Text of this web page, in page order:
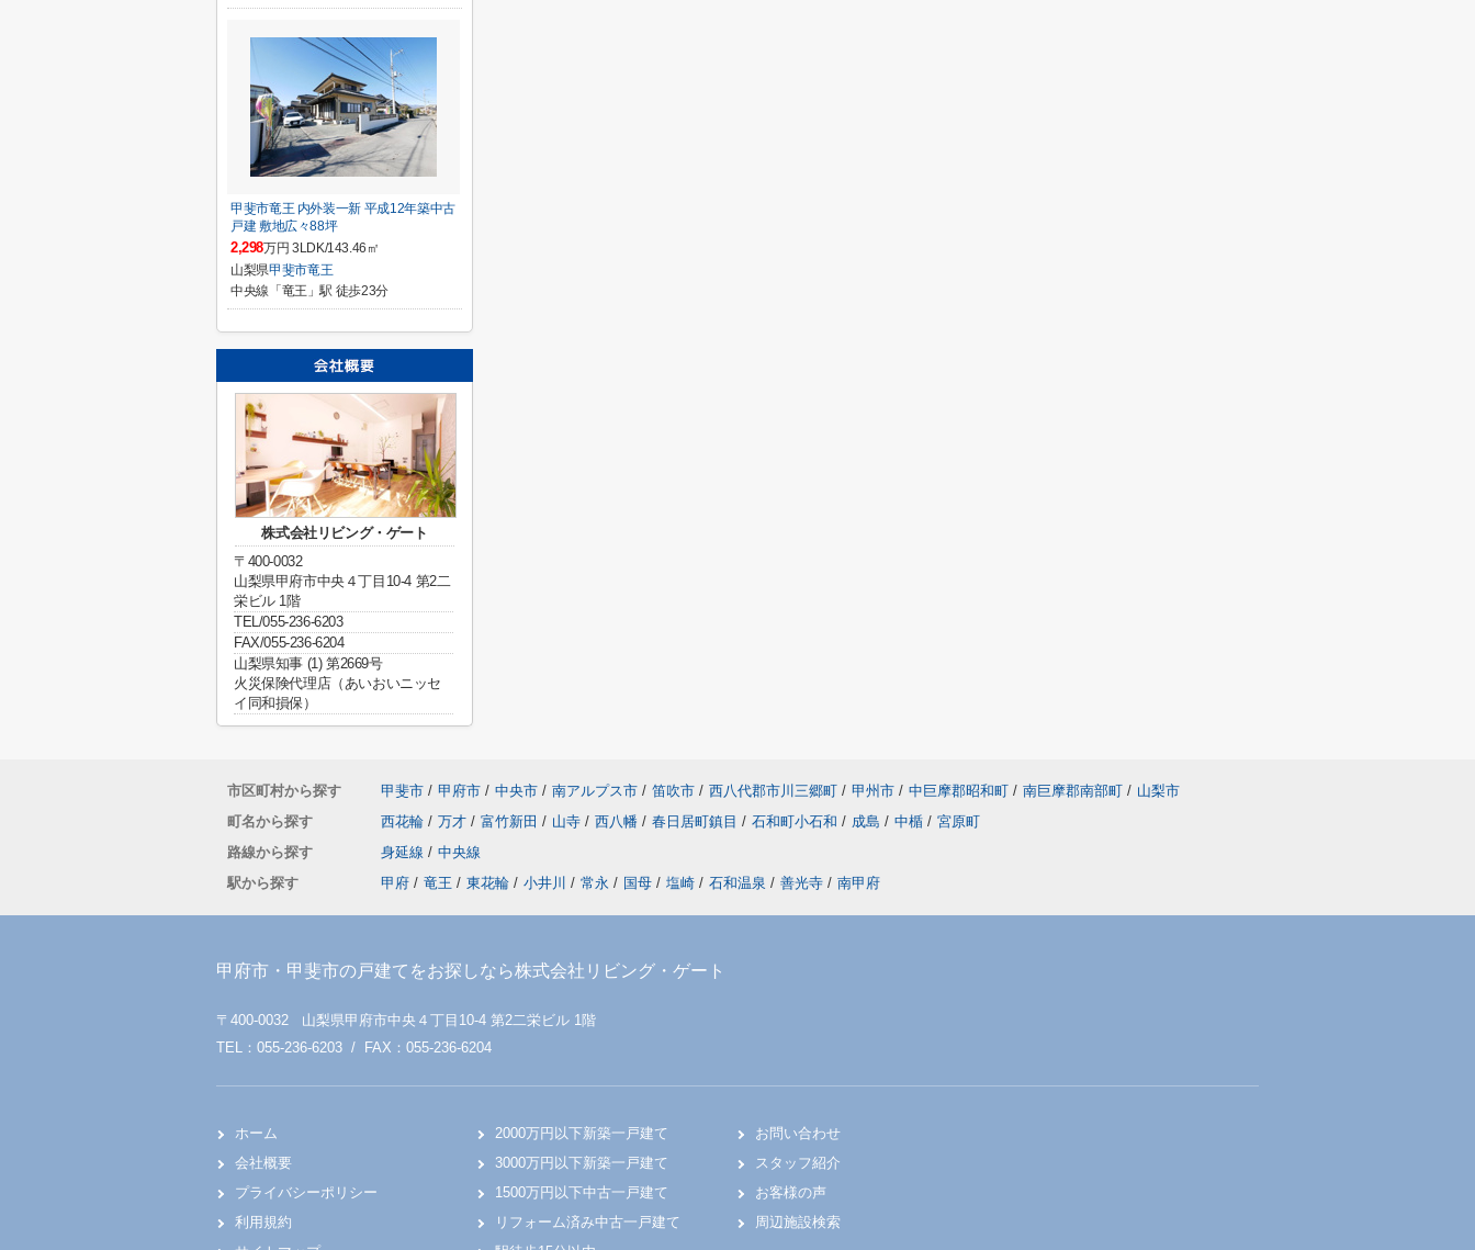
甲斐市竜王 内外装一新 平成12年築中古
戸建 敷地広々88坪
2,298万円 3LDK/143.46㎡
山梨県甲斐市竜王
中央線「竜王」駅 徒歩23分
株式会社リビング・ゲート
〒400-0032
山梨県甲府市中央４丁目10-4 第2二
栄ビル 1階
TEL/055-236-6203
FAX/055-236-6204
山梨県知事 (1) 第2669号
火災保険代理店（あいおいニッセ
イ同和損保）
市区町村から探す 甲斐市 / 甲府市 / 中央市 / 南アルプス市 / 笛吹市 / 西八代郡市川三郷町 / 甲州市 / 中巨摩郡昭和町 / 南巨摩郡南部町 / 山梨市
町名から探す
西花輪 / 万才 / 富竹新田 / 山寺 / 西八幡 / 春日居町鎮目 / 石和町小石和 / 成島 / 中楯 / 宮原町
路線から探す
身延線 / 中央線
駅から探す
甲府 / 竜王 / 東花輪 / 小井川 / 常永 / 国母 / 塩崎 / 石和温泉 / 善光寺 / 南甲府
甲府市・甲斐市の戸建てをお探しなら株式会社リビング・ゲート
〒400-0032 山梨県甲府市中央４丁目10-4 第2二栄ビル 1階
TEL：055-236-6203 / FAX：055-236-6204
ホーム
会社概要
プライバシーポリシー
利用規約
2000万円以下新築一戸建て
3000万円以下新築一戸建て
1500万円以下中古一戸建て
リフォーム済み中古一戸建て
お問い合わせ
スタッフ紹介
お客様の声
周辺施設検索